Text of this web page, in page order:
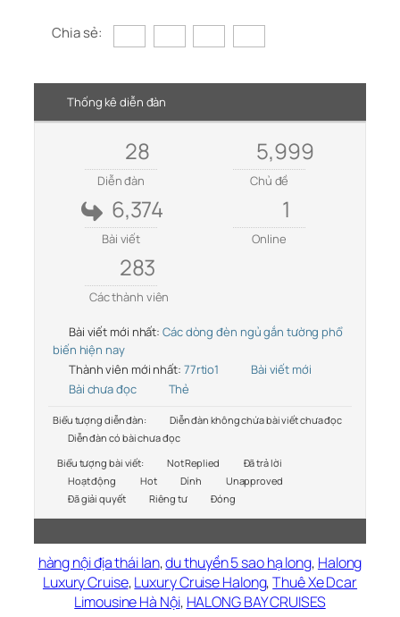
Chia sẻ:
Thống kê diễn đàn
28
Diễn đàn
5,999
Chủ đề
6,374
Bài viết
1
Online
283
Các thành viên
Bài viết mới nhất: Các dòng đèn ngủ gắn tường phổ
biến hiện nay
Thành viên mới nhất: 77rtio1
Bài viết mới
Bài chưa đọc
Thẻ
Biểu tượng diễn đàn:
Diễn đàn không chứa bài viết chưa đọc
Diễn đàn có bài chưa đọc
Biểu tượng bài viết:
Not Replied
Đã trả lời
Hoạt động
Hot Dính
Unapproved
Đã giải quyết
Riêng tư Đóng
hàng nội địa thái lan,du thuyền 5 sao hạ long, Halong
Luxury Cruise,Luxury Cruise Halong,Thuê Xe Dcar
Limousine Hà Nội, HALONG BAY CRUISES